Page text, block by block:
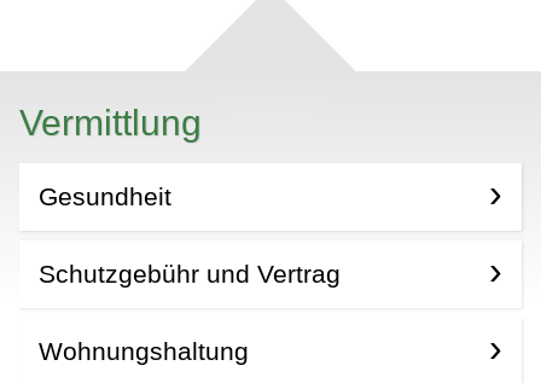
Vermittlung
Gesundheit
Schutzgebühr und Vertrag
Wohnungshaltung